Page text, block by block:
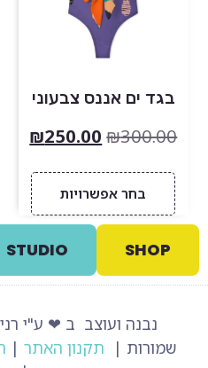
בגד ים אננס צבעוני
₪300.00
₪250.00
בחר אפשרויות
SHOP
STUDIO
נבנה ועוצב ב ❤ ע"י רני
שמורות |
תקנון האתר |